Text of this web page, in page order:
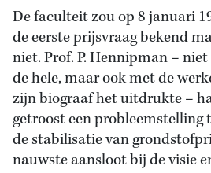
De faculteit zou op 8 januari
de eerste prijsvraag bekend
niet. Prof. P. Hennipman –
de hele, maar ook met de
zijn biograaf het uitdrukte –
getroost een probleemstelling
de stabilisatie van
nauwste aansloot bij de visie